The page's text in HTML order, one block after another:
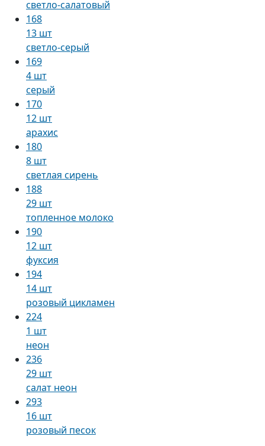
светло-салатовый
168
13 шт
светло-серый
169
4 шт
серый
170
12 шт
арахис
180
8 шт
светлая сирень
188
29 шт
топленное молоко
190
12 шт
фуксия
194
14 шт
розовый цикламен
224
1 шт
неон
236
29 шт
салат неон
293
16 шт
розовый песок